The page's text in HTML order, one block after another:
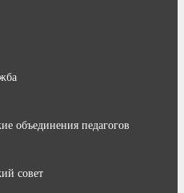
объединения педагогов
совет